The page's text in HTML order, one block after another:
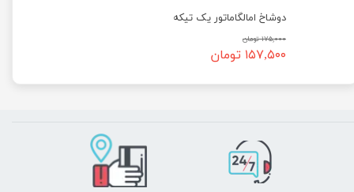
دوشاخ امالگاماتور یک تیکه
۱۷۵,۰۰۰ تومان
۱۵۷,۵۰۰ تومان